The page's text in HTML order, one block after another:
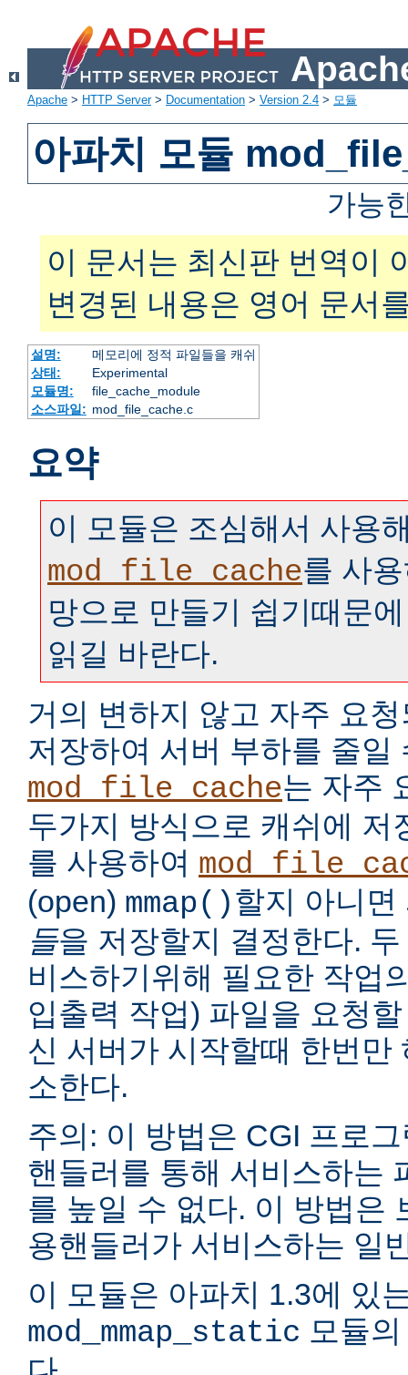
Apache > HTTP Server> Documentation > Version 2.4 > 모듈
아파치 모듈
가능
이 문서는 최신판 번역이
변경된 내용은 영어 문서
설명:
메모리에 정적 파일들을 캐쉬
상태:
Experimental
모듈명:
file_cache_module
소스파일: mod_file_cache.c
요약
이 모듈은 조심해서 사용
mod_file_cache를 사
망으로 만들기 쉽기때문
읽길 바란다.
거의 변하지 않고 자주 요
저장하여 서버 부하를 줄일
mod_file_cache는 자주
두가지 방식으로 캐쉬에 저
를 사용하여
(open) mmap()할지 아니
들을 저장할지 결정한다.
비스하기위해 필요한 작업
입출력 작업) 파일을 요청
신 서버가 시작할때 한번만
소한다.
주의: 이 방법은 CGI 프로
핸들러를 통해 서비스하는
를 높일 수 없다. 이 방법은
용핸들러가 서비스하는 일
이 모듈은 아파치 1.3에 있
mod_mmap_static 모듈